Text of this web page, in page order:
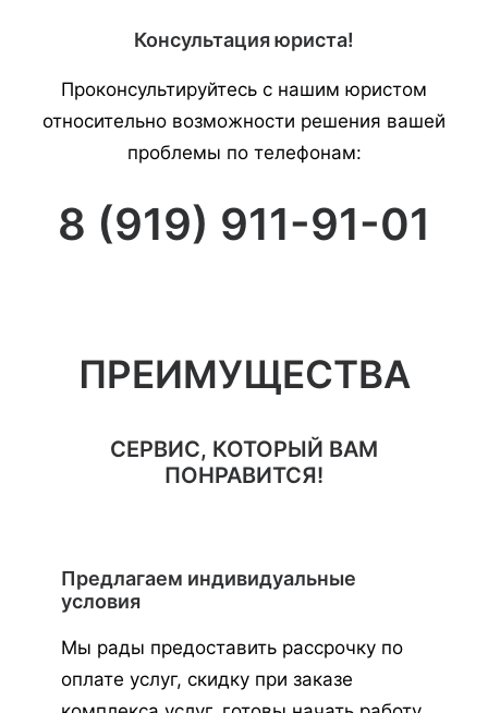
Консультация юриста!
Проконсультируйтесь с нашим юристом
относительно возможности решения вашей
проблемы по телефонам:
8 (919) 911-91-01
ПРЕИМУЩЕСТВА
СЕРВИС, КОТОРЫЙ ВАМ
ПОНРАВИТСЯ!
Предлагаем индивидуальные
условия
Мы рады предоставить рассрочку по
оплате услуг, скидку при заказе